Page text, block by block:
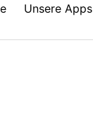
Unsere Apps